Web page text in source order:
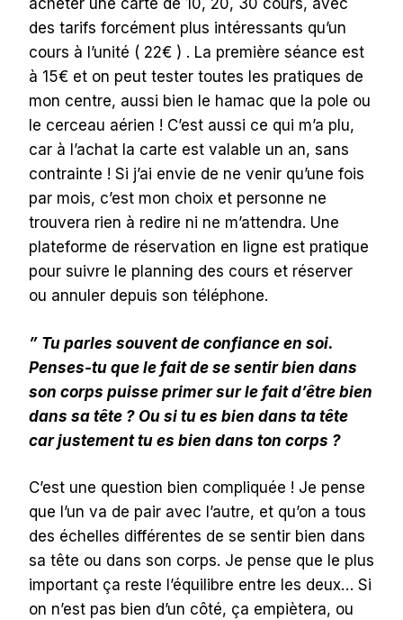
acheter une carte de 10, 20, 30 cours, avec
des tarifs forcément plus intéressants qu’un
cours à l’unité ( 22€ ) . La première séance est
à 15€ et on peut tester toutes les pratiques de
mon centre, aussi bien le hamac que la pole ou
le cerceau aérien ! C’est aussi ce qui m’a plu,
car à l’achat la carte est valable un an, sans
contrainte ! Si j’ai envie de ne venir qu’une fois
par mois, c’est mon choix et personne ne
trouvera rien à redire ni ne m’attendra. Une
plateforme de réservation en ligne est pratique
pour suivre le planning des cours et réserver
ou annuler depuis son téléphone.
” Tu parles souvent de confiance en soi.
Penses-tu que le fait de se sentir bien dans
son corps puisse primer sur le fait d’être bien
dans sa tête ? Ou si tu es bien dans ta tête
car justement tu es bien dans ton corps ?
C’est une question bien compliquée ! Je pense
que l’un va de pair avec l’autre, et qu’on a tous
des échelles différentes de se sentir bien dans
sa tête ou dans son corps. Je pense que le plus
important ça reste l’équilibre entre les deux… Si
on n’est pas bien d’un côté, ça empiètera, ou